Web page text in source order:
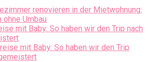
renovieren in der Mietwohnung:
Umbau
mit Baby: So haben wir den Trip nach
mit Baby: So haben wir den Trip